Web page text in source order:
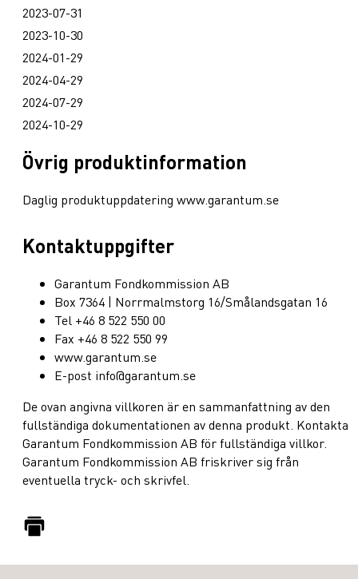
2023-07-31
2023-10-30
2024-01-29
2024-04-29
2024-07-29
2024-10-29
Övrig produktinformation
Daglig produktuppdatering www.garantum.se
Kontaktuppgifter
Garantum Fondkommission AB
Box 7364 | Norrmalmstorg 16/Smålandsgatan 16
Tel +46 8 522 550 00
Fax +46 8 522 550 99
www.garantum.se
E-post info@garantum.se
De ovan angivna villkoren är en sammanfattning av den
fullständiga dokumentationen av denna produkt. Kontakta
Garantum Fondkommission AB för fullständiga villkor.
Garantum Fondkommission AB friskriver sig från
eventuella tryck- och skrivfel.